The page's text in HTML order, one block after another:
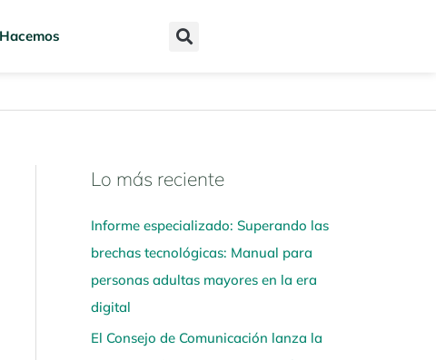
Lo más reciente
Informe especializado: Superando las
brechas tecnológicas: Manual para
personas adultas mayores en la era
digital
El Consejo de Comunicación lanza la
N
v
e
g
a
a